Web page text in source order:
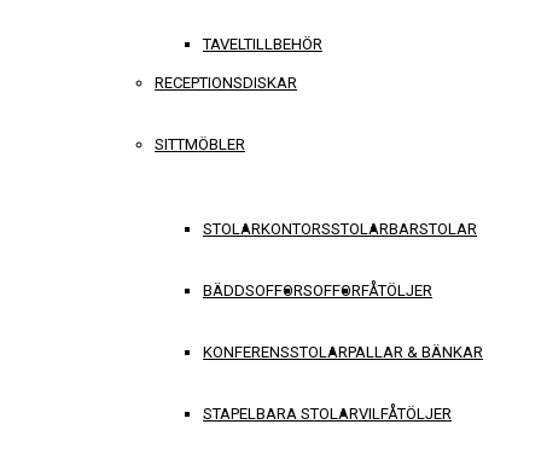
TAVELTILLBEHÖR
RECEPTIONSDISKAR
SITTMÖBLER
STOLARKONTORSSTOLARBARSTOLAR
BÄDDSOFFORSOFFORFÅTÖLJER
KONFERENSSTOLARPALLAR & BÄNKAR
STAPELBARA STOLARVILFÅTÖLJER